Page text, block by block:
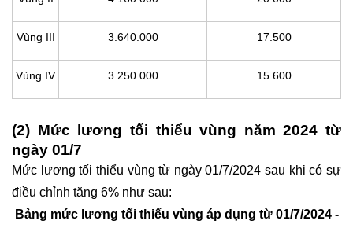
Vùng III 3.640.000 17.500
Vùng IV 3.250.000 15.600
(2) Mức lương tối thiểu vùng năm 2024 từ
ngày 01/7
Mức lương tối thiểu vùng từ ngày 01/7/2024 sau khi có sự
điều chỉnh tăng 6% như sau:
Bảng mức lương tối thiểu vùng áp dụng từ 01/7/2024 -